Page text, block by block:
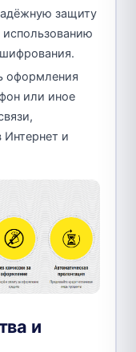
защиту
оформления
или иное
и
и